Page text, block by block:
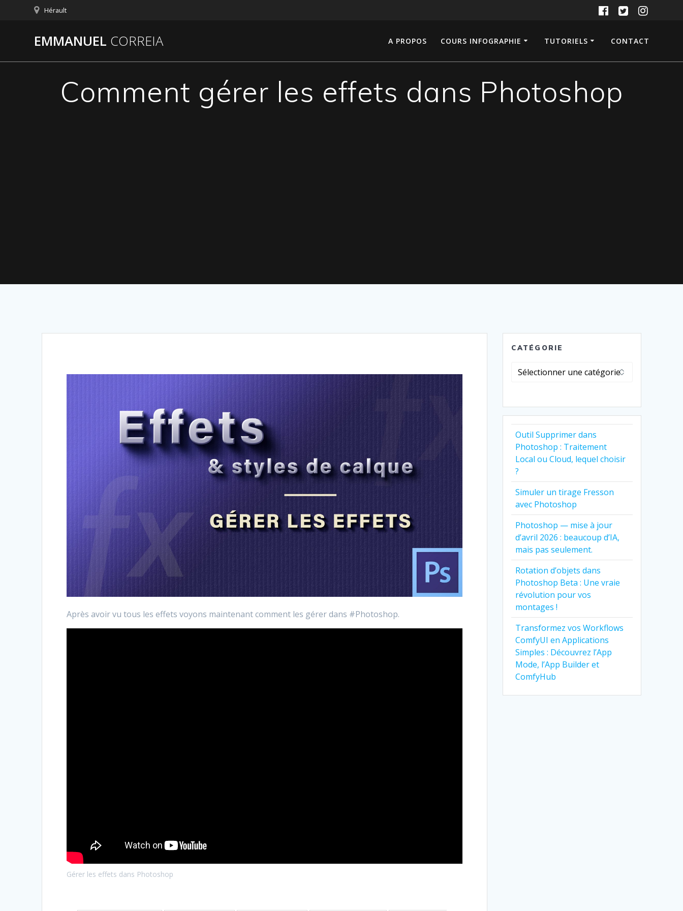
Hérault
EMMANUEL CORREIA A PROPOS COURS INFOGRAPHIE TUTORIELS CONTACT
Comment gérer les effets dans Photoshop
Après avoir vu tous les effets voyons maintenant comment les gérer dans #Photoshop.
Gérer les effets dans Photoshop
CATÉGORIE
Catégorie
Outil Supprimer dans
Photoshop : Traitement
Local ou Cloud, lequel choisir
?
Simuler un tirage Fresson
avec Photoshop
Photoshop — mise à jour
d’avril 2026 : beaucoup d’IA,
mais pas seulement.
Rotation d’objets dans
Photoshop Beta : Une vraie
révolution pour vos
montages !
Transformez vos Workflows
ComfyUI en Applications
Simples : Découvrez l’App
Mode, l’App Builder et
ComfyHub